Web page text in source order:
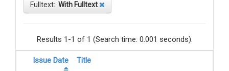
Fulltext: With Fulltext
Results 1-1 of 1 (Search time: 0.001 seconds).
Issue Date Title